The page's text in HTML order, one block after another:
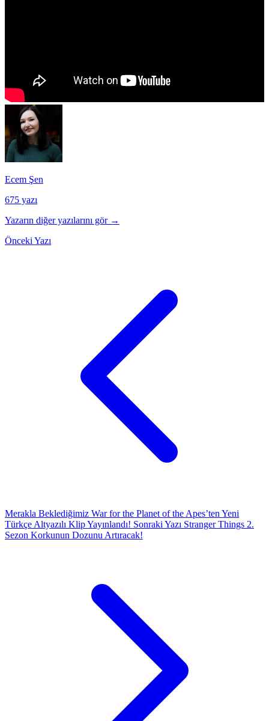
Ecem Şen
675 yazı
Yazarın diğer yazılarını gör →
Önceki Yazı
Merakla Beklediğimiz War for the Planet of the Apes’ten Yeni
Türkçe Altyazılı Klip Yayınlandı! Sonraki Yazı Stranger Things 2.
Sezon Korkunun Dozunu Artıracak!